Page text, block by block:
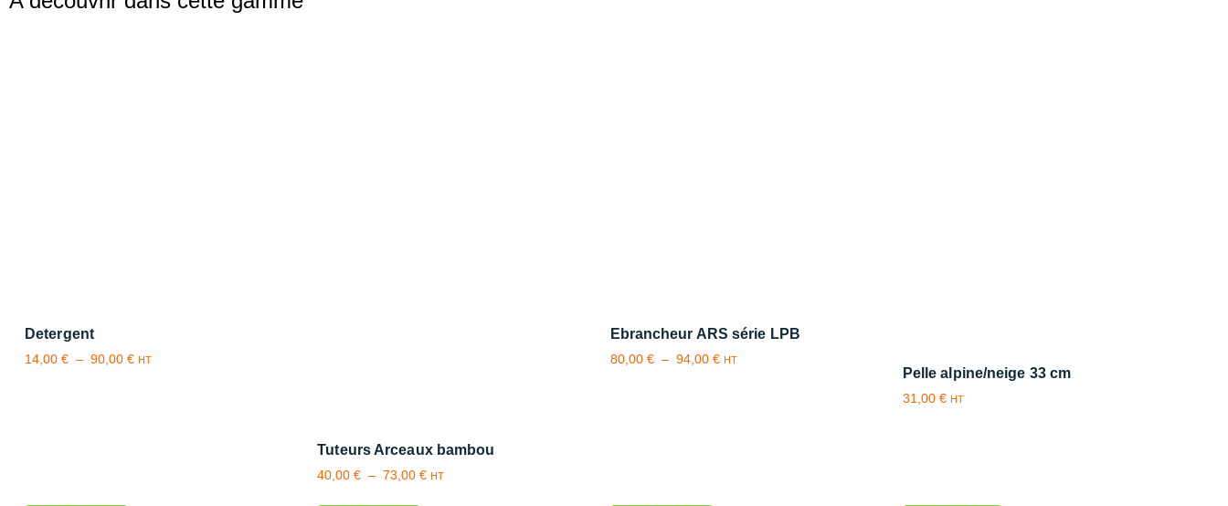
Detergent
14,00 € – 90,00 € HT
Tuteurs Arceaux bambou
40,00€ – 73,00€ HT
Ebrancheur ARS série LPB
80,00 € – 94,00 € HT
Pelle alpine/neige 33 cm
31,00 € HT